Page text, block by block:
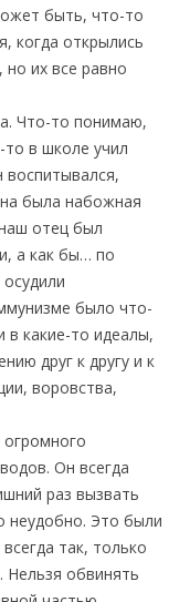
быть, что-то
когда открылись
их все равно
Что-то понимаю,
в школе учил
была набожная
отец был
а как бы… по
было что-
в какие-то идеалы,
друг к другу и к
воровства,
Он всегда
раз вызвать
неудобно. Это были
так, только
Нельзя обвинять